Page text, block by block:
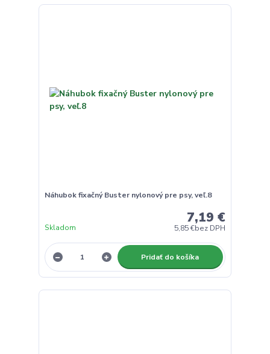
Náhubok fixačný Buster nylonový pre psy, veľ.8
7,19 €
5,85 €bez DPH
Skladom
Pridať do košíka